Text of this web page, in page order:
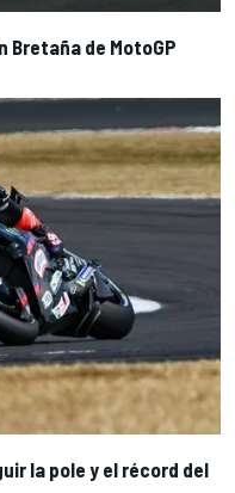
Bretaña de MotoGP
la pole y el récord del